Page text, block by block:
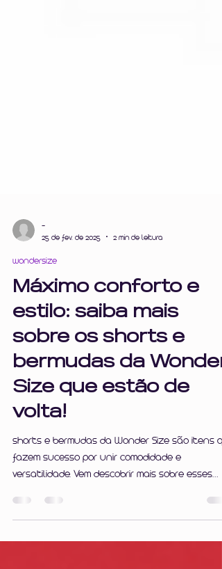
-
wondersize
Máximo conforto e
estilo: saiba mais
sobre os shorts e
bermudas da Wonder
Size que estão de
volta!
shorts e bermudas da Wonder Size são itens
versatilidade. Vem descobrir mais sobre esses
queridinho